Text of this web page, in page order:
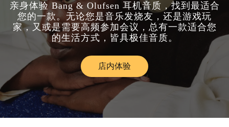
亲身体验 Bang & Olufsen 耳机音质，找到最适合
您的一款。无论您是音乐发烧友，还是游戏玩
家，又或是需要高频参加会议，总有一款适合您
的生活方式，皆具极佳音质。
店内体验
Link Opens in New Tab